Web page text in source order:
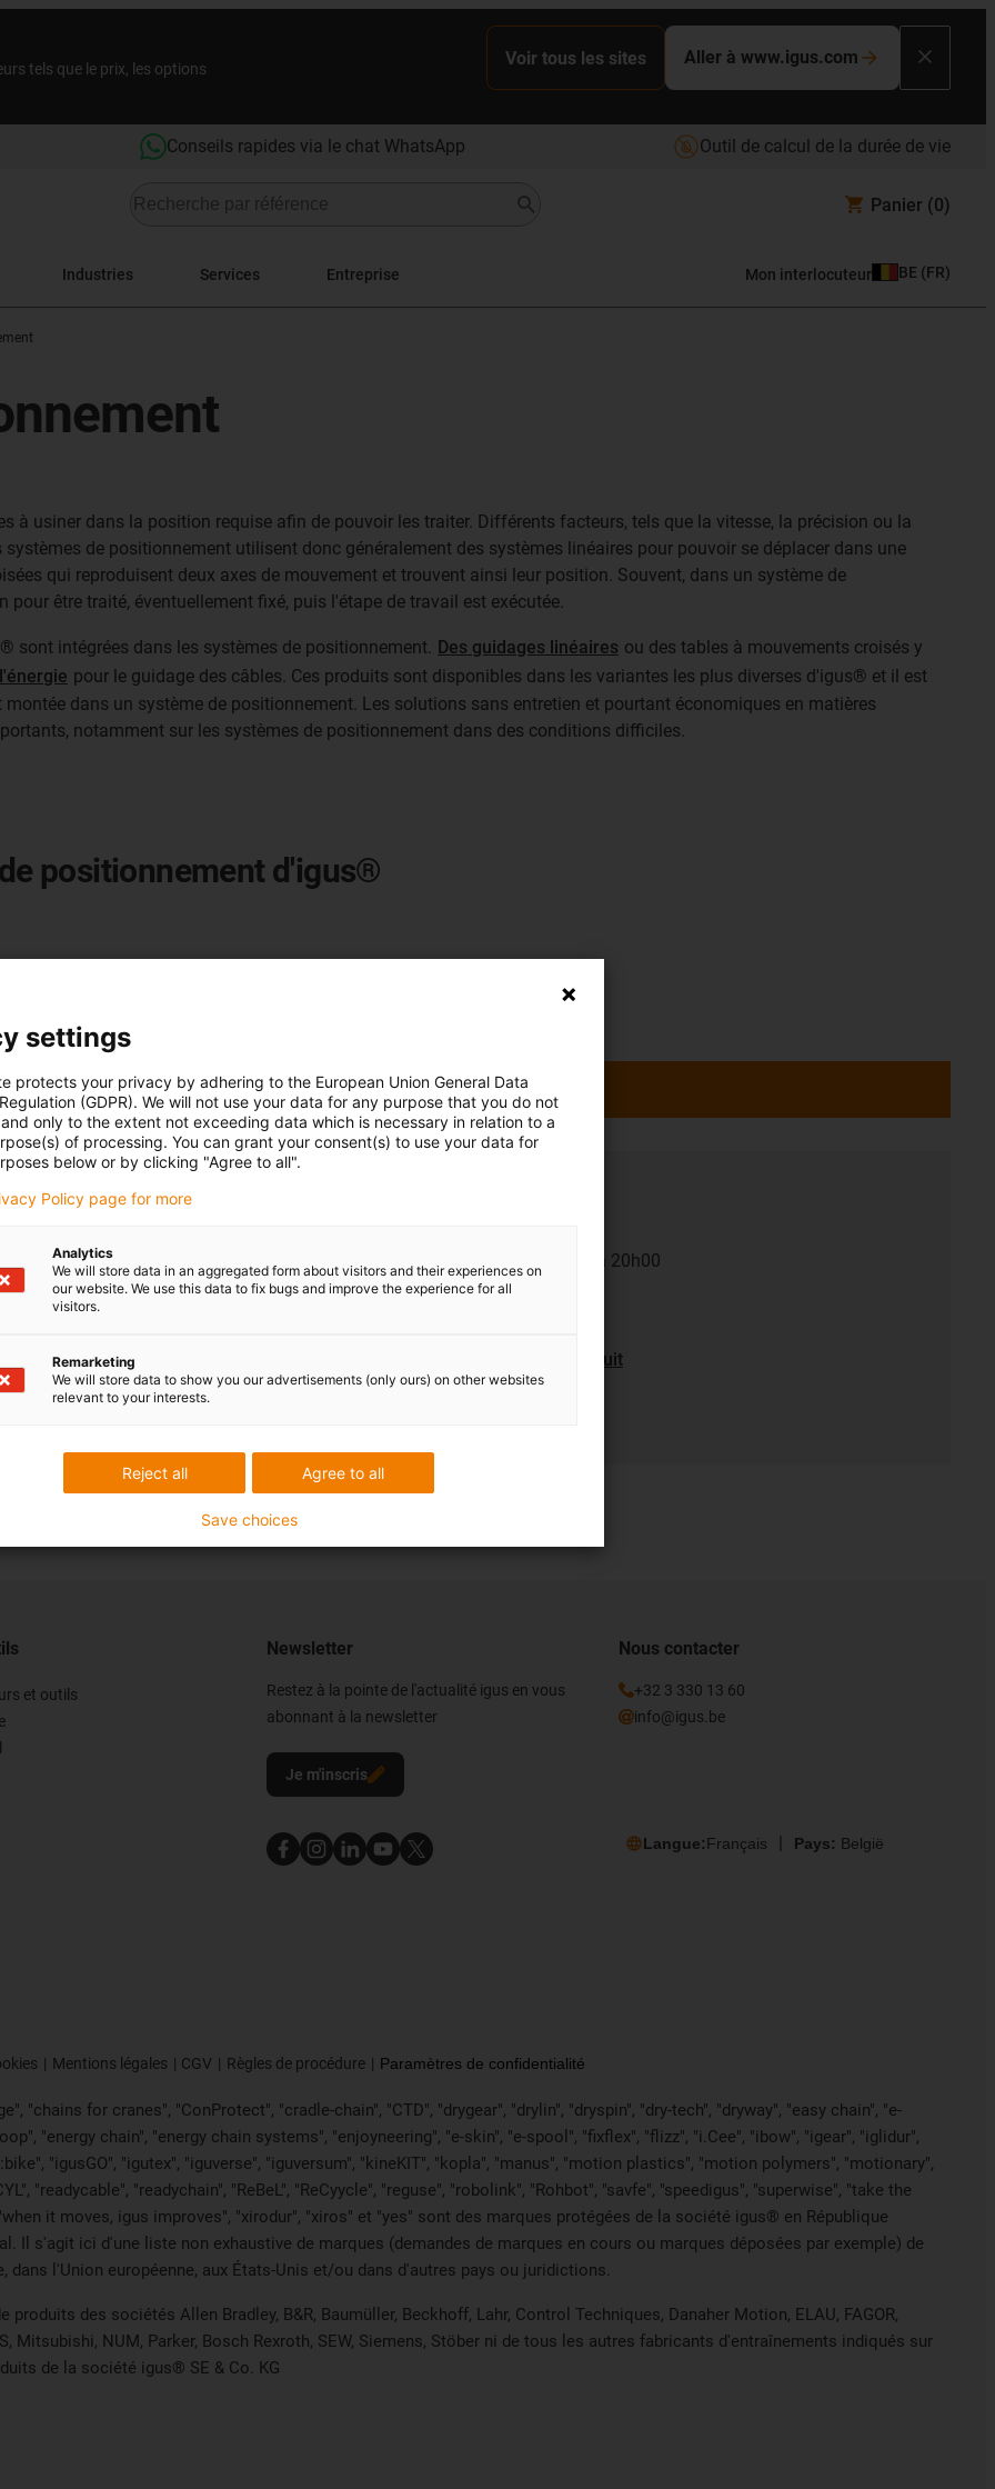
tels que le prix, les options
Voir tous les sites Aller à www.igus.com
Conseils rapides via le chat WhatsApp Outil de calcul de la durée de vie
Panier (0)
Industries Services Entreprise Mon interlocuteur BE (FR)
à usiner dans la position requise afin de pouvoir les traiter. Différents facteurs, tels que la vitesse, la précision ou la
de positionnement utilisent donc généralement des systèmes linéaires pour pouvoir se déplacer dans une
qui reproduisent deux axes de mouvement et trouvent ainsi leur position. Souvent, dans un système de
être traité, éventuellement fixé, puis l'étape de travail est exécutée.
sont intégrées dans les systèmes de positionnement. Des guidages linéaires ou des tables à mouvements croisés y
pour le guidage des câbles. Ces produits sont disponibles dans les variantes les plus diverses d'igus® et il est
dans un système de positionnement. Les solutions sans entretien et pourtant économiques en matières
notamment sur les systèmes de positionnement dans des conditions difficiles.
positionnement d'igus®
? Veuillez
Téléphone : du lundi au vendredi de 8h00 à 20h00
Chat en direct : 24 heures sur 24
Prendre rendez-vous avec un expert produit
et outils
Newsletter
Restez à la pointe de l'actualité igus en vous
abonnant à la newsletter
Je m'inscris
Nous contacter
+32 3 330 13 60
info@igus.be
Langue:Français Pays: België
Mentions légales CGV Règles de procédure Paramètres de confidentialité
"chains for cranes", "ConProtect", "cradle-chain", "CTD", "drygear", "drylin", "dryspin", "dry-tech", "dryway", "easy chain", "e-
"energy chain", "energy chain systems", "enjoyneering", "e-skin", "e-spool", "fixflex", "flizz", "i.Cee", "ibow", "igear", "iglidur",
"igusGO", "igutex", "iguverse", "iguversum", "kineKIT", "kopla", "manus", "motion plastics", "motion polymers", "motionary",
"readycable", "readychain", "ReBeL", "ReCyycle", "reguse", "robolink", "Rohbot", "savfe", "speedigus", "superwise", "take the
it moves, igus improves", "xirodur", "xiros" et "yes" sont des marques protégées de la société igus® en République
Il s'agit ici d'une liste non exhaustive de marques (demandes de marques en cours ou marques déposées par exemple) de
l'Union européenne, aux États-Unis et/ou dans d'autres pays ou juridictions.
des sociétés Allen Bradley, B&R, Baumüller, Beckhoff, Lahr, Control Techniques, Danaher Motion, ELAU, FAGOR,
Mitsubishi, NUM, Parker, Bosch Rexroth, SEW, Siemens, Stöber ni de tous les autres fabricants d'entraînements indiqués sur
de la société igus® SE & Co. KG
settings
protects your privacy by adhering to the European Union General Data
(GDPR). We will not use your data for any purpose that you do not
only to the extent not exceeding data which is necessary in relation to a
of processing. You can grant your consent(s) to use your data for
below or by clicking "Agree to all".
Policy page for more
Analytics
We will store data in an aggregated form about visitors and their experiences on
our website. We use this data to fix bugs and improve the experience for all
visitors.
Remarketing
We will store data to show you our advertisements (only ours) on other websites
relevant to your interests.
Agree to all
Reject all
Save choices